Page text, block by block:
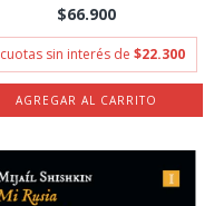
$66.900
cuotas sin interés de $22.300